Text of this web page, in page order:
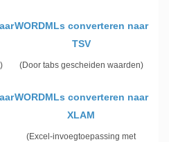
WORDMLs converteren naar
TSV
(Door tabs gescheiden waarden)
WORDMLs converteren naar
XLAM
(Excel-invoegtoepassing met